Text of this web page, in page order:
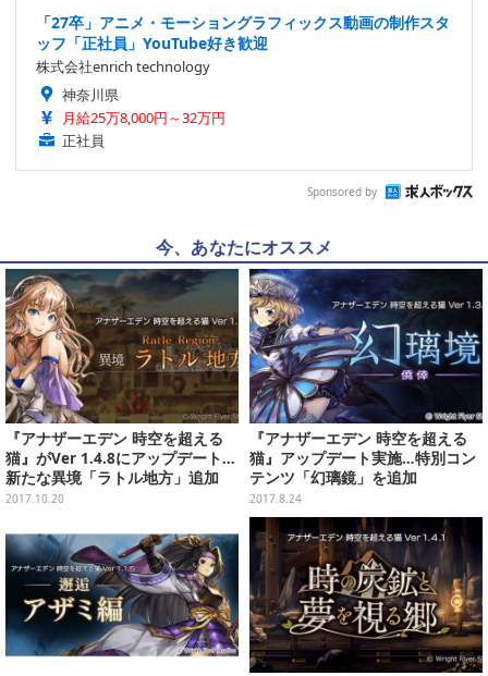
「27卒」アニメ・モーショングラフィックス動画の制作スタ
ッフ「正社員」YouTube好き歓迎
株式会社enrich technology
神奈川県
月給25万8,000円～32万円
正社員
Sponsored by
今、あなたにオススメ
『アナザーエデン 時空を超える
猫』がVer 1.4.8にアップデート…
新たな異境「ラトル地方」追加
2017.10.20
『アナザーエデン 時空を超える
猫』アップデート実施…特別コン
テンツ「幻璃鏡」を追加
2017.8.24